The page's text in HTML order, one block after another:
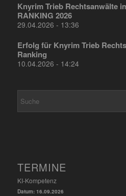
Knyrim Trieb Rechtsanwälte
RANKING 2026
29.04.2026 - 13:36
Erfolg für Knyrim Trieb
Ranking
10.04.2026 - 14:24
TERMINE
KI-Kompetenz
Datum: 16.09.2026